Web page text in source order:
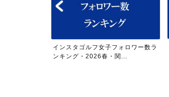
インスタゴルフ女子フォロワー数ラ
ンキング・2026春・関...